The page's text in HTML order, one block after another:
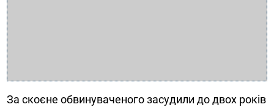
За скоєне обвинуваченого засудили до двох років